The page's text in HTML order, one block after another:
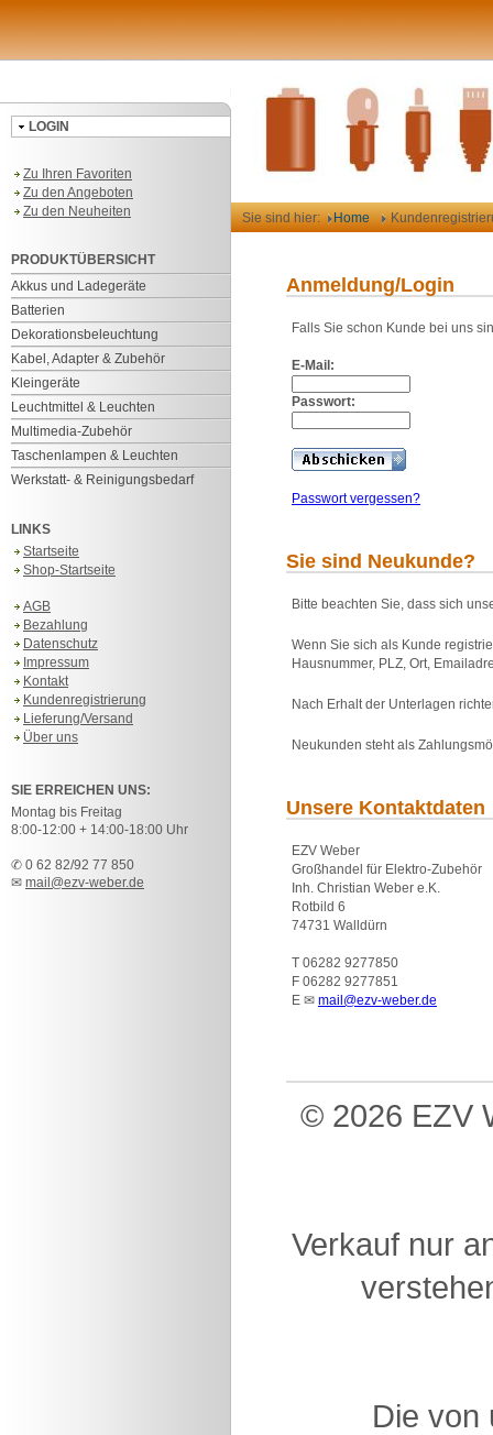
LOGIN
Zu Ihren Favoriten
Zu den Angeboten
Zu den Neuheiten
PRODUKTÜBERSICHT
Akkus und Ladegeräte
Batterien
Dekorationsbeleuchtung
Kabel, Adapter & Zubehör
Kleingeräte
Leuchtmittel & Leuchten
Multimedia-Zubehör
Taschenlampen & Leuchten
Werkstatt- & Reinigungsbedarf
LINKS
Startseite
Shop-Startseite
AGB
Bezahlung
Datenschutz
Impressum
Kontakt
Kundenregistrierung
Lieferung/Versand
Über uns
SIE ERREICHEN UNS:
Montag bis Freitag
8:00-12:00 + 14:00-18:00 Uhr
✆ 0 62 82/92 77 850
✉ mail@ezv-weber.de
Sie sind hier: Home
Anmeldung/Login
Falls Sie schon Kunde bei uns
E-Mail:
Passwort:
Passwort vergessen?
Sie sind Neukunde?
Bitte beachten Sie, dass sich
Wenn Sie sich als Kunde
Hausnummer, PLZ, Ort,
Nach Erhalt der Unterlagen
Neukunden steht als
Unsere Kontaktdaten
EZV Weber
Großhandel für Elektro-Zubehör
Inh. Christian Weber e.K.
Rotbild 6
74731 Walldürn
T 06282 9277850
F 06282 9277851
E ✉ mail@ezv-weber.de
© 2026 EZV
Verkauf nur
Die von